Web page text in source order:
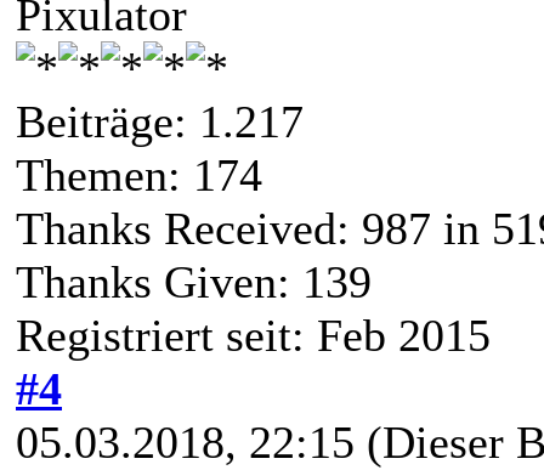
Pixulator
Beiträge: 1.217
Themen: 174
Thanks Received: 987 in
Thanks Given: 139
Registriert seit: Feb 2015
#4
05.03.2018, 22:15 (Dieser